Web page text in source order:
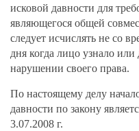
исковой давности для
являющегося общей
следует исчислять не со
дня когда лицо узнало
нарушении своего права.
По настоящему делу
давности по закону
3.07.2008 г.